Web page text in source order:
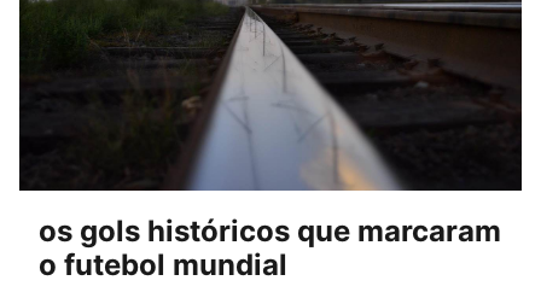
os gols históricos que marcaram
o futebol mundial